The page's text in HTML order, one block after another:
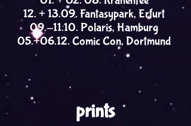
12. + 13.09. Fantasypark, Erfurt
09.-11.10. Polaris, Hamburg
05.+06.12. Comic Con, Dortmund
prints